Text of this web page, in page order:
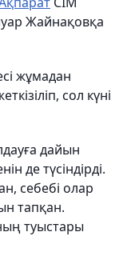
Жайнақовқа
жұмадан
сол күні
дайын
де түсіндірді.
себебі олар
тапқан.
туыстары